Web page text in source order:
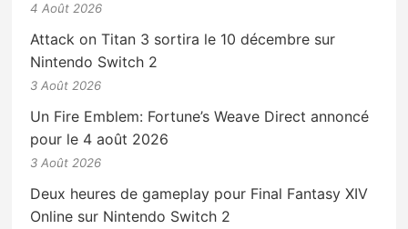
4 Août 2026
Attack on Titan 3 sortira le 10 décembre sur
Nintendo Switch 2
3 Août 2026
Un Fire Emblem: Fortune’s Weave Direct annoncé
pour le 4 août 2026
3 Août 2026
Deux heures de gameplay pour Final Fantasy XIV
Online sur Nintendo Switch 2